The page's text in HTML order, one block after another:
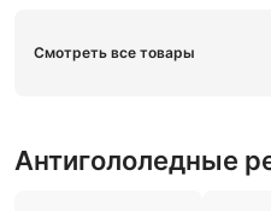
Смотреть все товары
Антигололедные